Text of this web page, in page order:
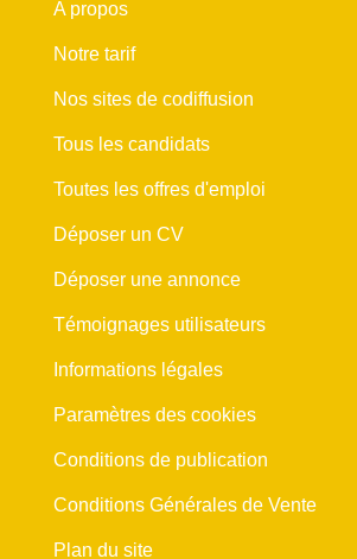
A propos
Notre tarif
Nos sites de codiffusion
Tous les candidats
Toutes les offres d'emploi
Déposer un CV
Déposer une annonce
Témoignages utilisateurs
Informations légales
Paramètres des cookies
Conditions de publication
Conditions Générales de Vente
Plan du site